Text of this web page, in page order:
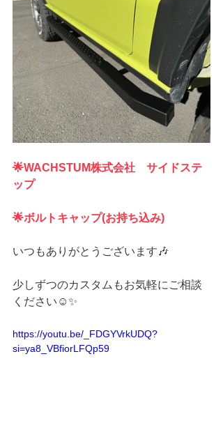
🌟WACHSTUM株式会社　サイドステ
ップ
🌟ボルトキャップ(お持ち込み)
いつもありがとうございます🎶
少しずつのカスタムもお気軽にご相談
ください☺️✨
https://youtu.be/_FDGYVrkUDQ?
si=ya8_VBfiorLFQp59